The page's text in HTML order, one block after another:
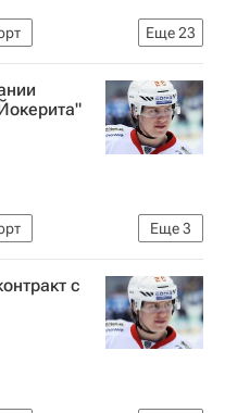
Еще23
Джетс
Уайлд
Айлендерс
Еще3
с